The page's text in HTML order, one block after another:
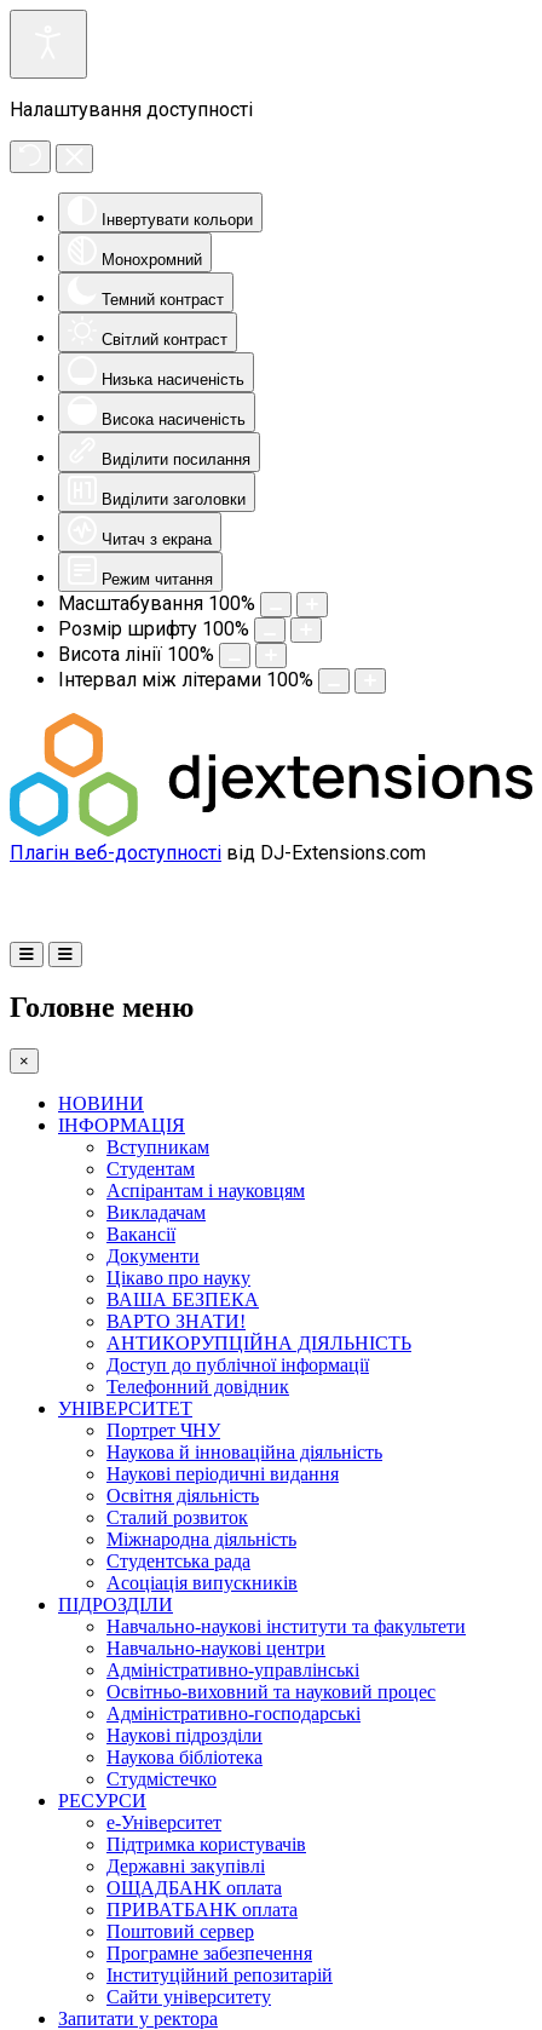
Налаштування доступності
Інвертувати кольори
Монохромний
Темний контраст
Світлий контраст
Низька насиченість
Висока насиченість
Виділити посилання
Виділити заголовки
Читач з екрана
Режим читання
Масштабування 100%
Розмір шрифту 100%
Висота лінії 100%
Інтервал між літерами 100%
Плагін веб-доступності від DJ-Extensions.com
Головне меню
×
НОВИНИ
ІНФОРМАЦІЯ
Вступникам
Студентам
Аспірантам і науковцям
Викладачам
Вакансії
Документи
Цікаво про науку
ВАША БЕЗПЕКА
ВАРТО ЗНАТИ!
АНТИКОРУПЦІЙНА ДІЯЛЬНІСТЬ
Доступ до публічної інформації
Телефонний довідник
УНІВЕРСИТЕТ
Портрет ЧНУ
Наукова й інноваційна діяльність
Наукові періодичні видання
Освітня діяльність
Сталий розвиток
Міжнародна діяльність
Студентська рада
Асоціація випускників
ПІДРОЗДІЛИ
Навчально-наукові інститути та факультети
Навчально-наукові центри
Адміністративно-управлінські
Освітньо-виховний та науковий процес
Адміністративно-господарські
Наукові підрозділи
Наукова бібліотека
Студмістечко
РЕСУРСИ
е-Університет
Підтримка користувачів
Державні закупівлі
ОЩАДБАНК оплата
ПРИВАТБАНК оплата
Поштовий сервер
Програмне забезпечення
Інституційний репозитарій
Сайти університету
Запитати у ректора